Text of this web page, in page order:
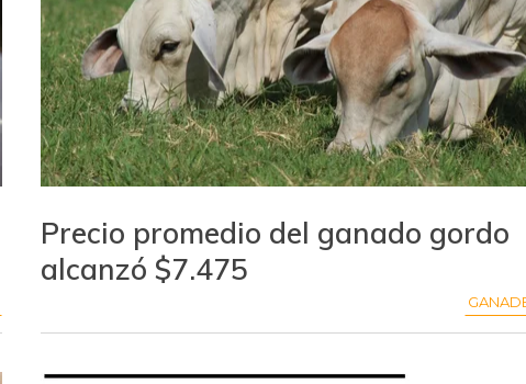
Precio promedio del ganado gordo
alcanzó $7.475